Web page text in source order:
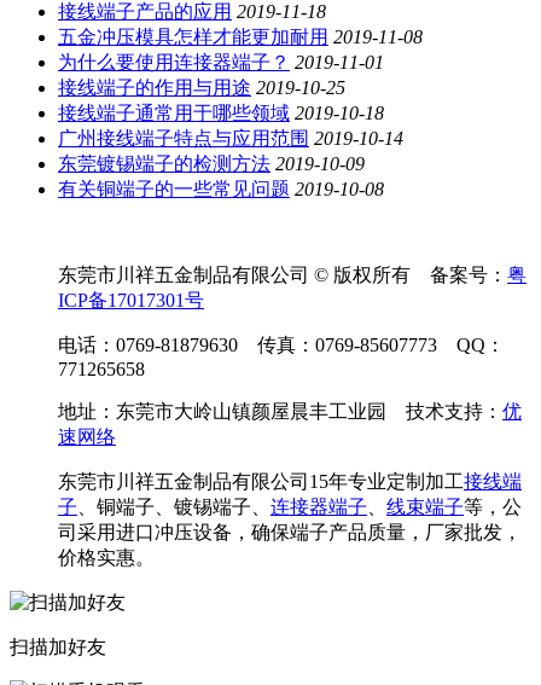
接线端子产品的应用 2019-11-18
五金冲压模具怎样才能更加耐用 2019-11-08
为什么要使用连接器端子？ 2019-11-01
接线端子的作用与用途 2019-10-25
接线端子通常用于哪些领域 2019-10-18
广州接线端子特点与应用范围 2019-10-14
东莞镀锡端子的检测方法 2019-10-09
有关铜端子的一些常见问题 2019-10-08
东莞市川祥五金制品有限公司 © 版权所有 备案号： 粤
ICP备17017301号
电话：0769-81879630 传真：0769-85607773 QQ：
771265658
地址：东莞市大岭山镇颜屋晨丰工业园 技术支持： 优
速网络
东莞市川祥五金制品有限公司15年专业定制加工接线端
子 、铜端子、镀锡端子、 连接器端子 线束端子等，公
司采用进口冲压设备，确保端子产品质量，厂家批发，
价格实惠。
扫描加好友